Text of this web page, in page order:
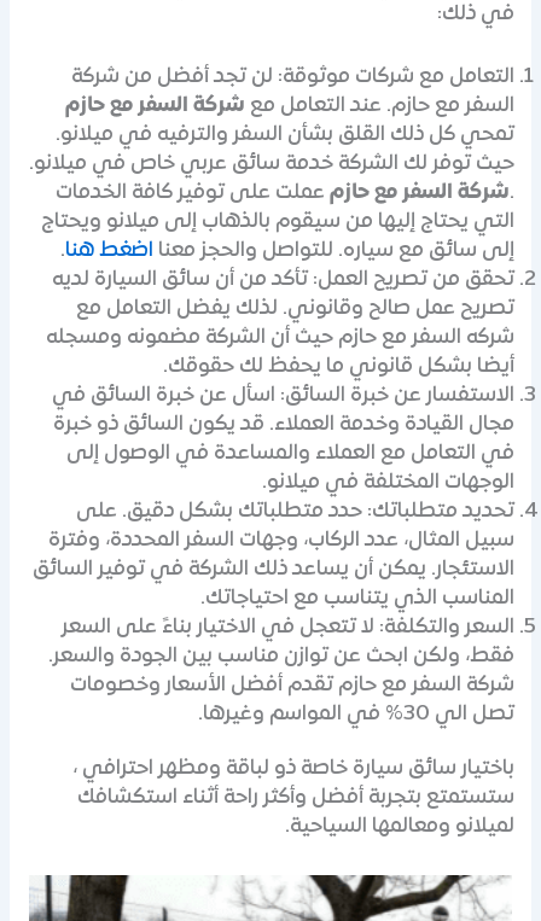
في ذلك:
التعامل مع شركات موثوقة: لن تجد أفضل من شركة
السفر مع حازم. عند التعامل مع شركة السفر مع حازم
تمحي كل ذلك القلق بشأن السفر والترفيه في ميلانو.
حيث توفر لك الشركة خدمة سائق عربي خاص في ميلانو.
.شركة السفر مع حازم عملت على توفير كافة الخدمات
التي يحتاج إليها من سيقوم بالذهاب إلى ميلانو ويحتاج
إلى سائق مع سياره. للتواصل والحجز معنا اضغط هنا.
تحقق من تصريح العمل: تأكد من أن سائق السيارة لديه
تصريح عمل صالح وقانوني. لذلك يفضل التعامل مع
شركه السفر مع حازم حيث أن الشركة مضمونه ومسجله
أيضا بشكل قانوني ما يحفظ لك حقوقك.
الاستفسار عن خبرة السائق: اسأل عن خبرة السائق في
مجال القيادة وخدمة العملاء. قد يكون السائق ذو خبرة
في التعامل مع العملاء والمساعدة في الوصول إلى
الوجهات المختلفة في ميلانو.
تحديد متطلباتك: حدد متطلباتك بشكل دقيق. على
سبيل المثال، عدد الركاب، وجهات السفر المحددة، وفترة
الاستئجار. يمكن أن يساعد ذلك الشركة في توفير السائق
المناسب الذي يتناسب مع احتياجاتك.
السعر والتكلفة: لا تتعجل في الاختيار بناءً على السعر
فقط، ولكن ابحث عن توازن مناسب بين الجودة والسعر.
شركة السفر مع حازم تقدم أفضل الأسعار وخصومات
تصل الي 30% في المواسم وغيرها.
باختيار سائق سيارة خاصة ذو لباقة ومظهر احترافي ،
ستستمتع بتجربة أفضل وأكثر راحة أثناء استكشافك
لميلانو ومعالمها السياحية.